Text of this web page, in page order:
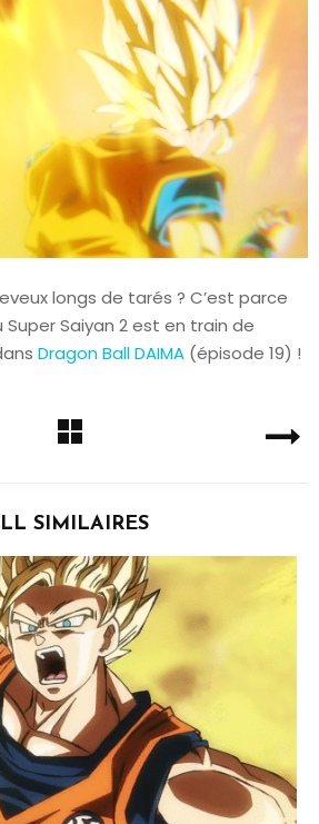
longs de tarés ? C’est parce
Saiyan 2 est en train de
Dragon Ball DAIMA (épisode 19) !
SIMILAIRES